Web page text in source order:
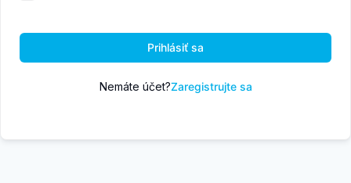
Prihlásiť sa
Nemáte účet?Zaregistrujte sa